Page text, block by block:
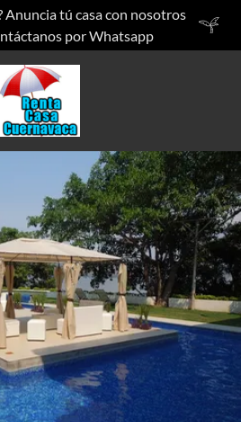
Anuncia tú casa con nosotros
por Whatsapp